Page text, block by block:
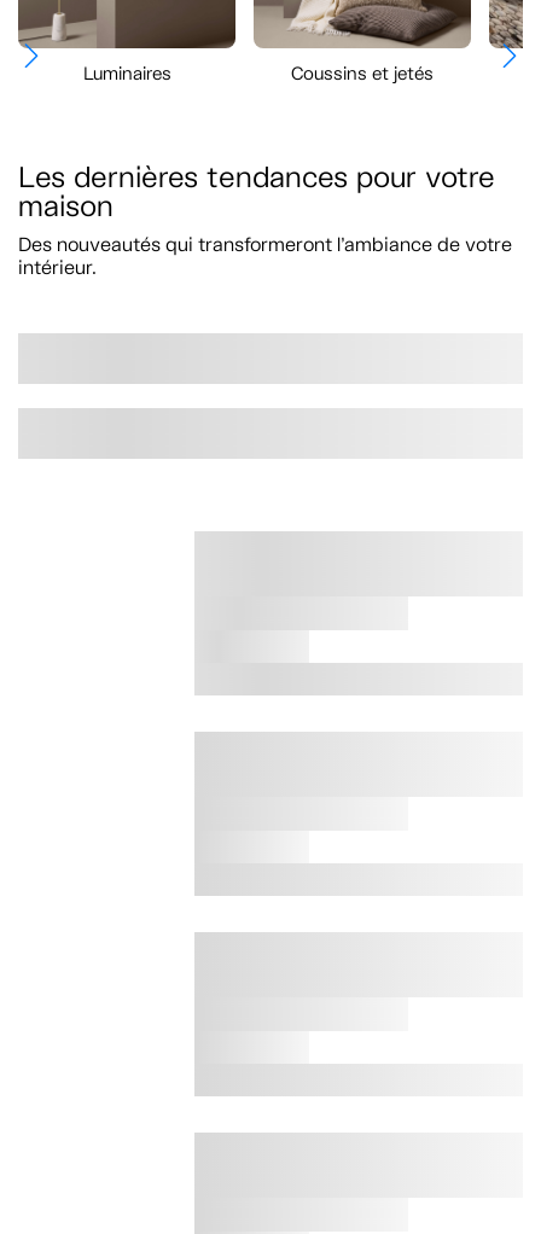
Luminaires Coussins et jetés
Les dernières tendances pour votre
maison
Des nouveautés qui transformeront l’ambiance de votre
intérieur.